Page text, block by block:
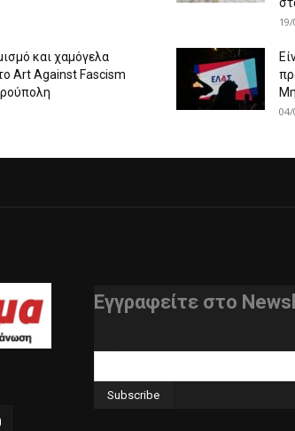
και χαμόγελα
Art Against Fascism
04/
Εγγραφείτε στο